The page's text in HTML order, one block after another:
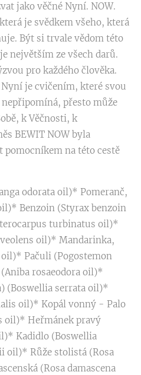
jako věčné Nyní. NOW.
je svědkem všeho, která
Být si trvale vědom této
největším ze všech darů.
pro každého člověka.
je cvičením, které svou
přesto může
k Věčnosti, k
BEWIT NOW byla
pomocníkem na této cestě
odorata oil)* Pomeranč,
Benzoin (Styrax benzoin
turbinatus oil)*
oil)* Mandarinka,
Pačuli (Pogostemon
rosaeodora oil)*
(Boswellia serrata oil)*
oil)* Kopál vonný - Palo
oil)* Heřmánek pravý
Kadidlo (Boswellia
oil)* Růže stolistá (Rosa
(Rosa damascena